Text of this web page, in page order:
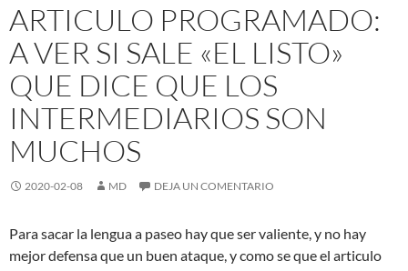
ARTICULO PROGRAMADO:
A VER SI SALE «EL LISTO»
QUE DICE QUE LOS
INTERMEDIARIOS SON
MUCHOS
2020-02-08 MD DEJA UN COMENTARIO
Para sacar la lengua a paseo hay que ser valiente, y no hay
mejor defensa que un buen ataque, y como se que el articulo